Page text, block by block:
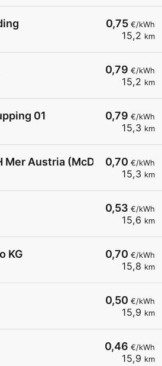
0,75 €/kWh
15,2 km
0,79 €/kWh
15,2 km
0,79 €/kWh
15,3 km
01
0,70 €/kWh
15,3 km
Mer Austria (McD) - Eferding
0,53 €/kWh
15,6 km
0,70 €/kWh
15,8 km
KG
0,50 €/kWh
15,9 km
0,46 €/kWh
15,9 km